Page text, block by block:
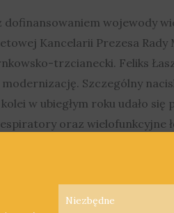
Niezbędne
wojewody
Kancelarii Prezesa
trzcianecki. Feliks
Szczególny
w ubiegłym roku udało
oraz wielofunkcyjne